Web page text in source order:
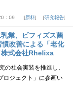
：09 原料 研究報告
業、ビフィズス菌
改善による「老化
株式会社Rhelixa
の社会実装を推進し、
ロジェクト」に参画い